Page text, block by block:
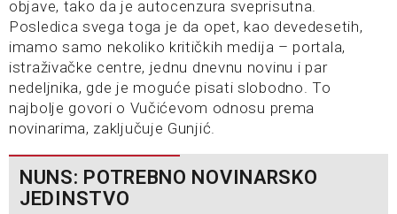
objave, tako da je autocenzura sveprisutna.
Posledica svega toga je da opet, kao devedesetih,
imamo samo nekoliko kritičkih medija – portala,
istraživačke centre, jednu dnevnu novinu i par
nedeljnika, gde je moguće pisati slobodno. To
najbolje govori o Vučićevom odnosu prema
novinarima, zaključuje Gunjić.
NUNS: POTREBNO NOVINARSKO
JEDINSTVO